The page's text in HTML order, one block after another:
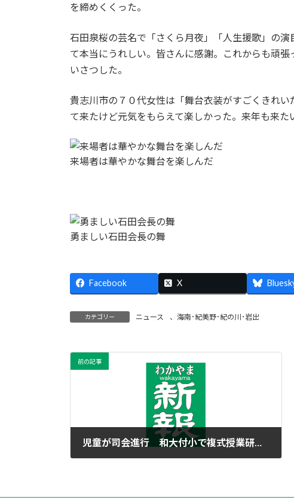
を締めくくった。
石田泉桜の芸名で「さくら月夜」「人生援歌」の
て本当にうれしい。皆さんに感謝。これからも頑
いさつした。
貴志川市の７０代女性は「舞台衣装がすごくきれ
て来たけど元気をもらえて楽しかった。来年も来た
来場者は華やかな舞台を楽しんだ
勇ましい石田会長の舞
Facebook X
カテゴリー ニュース 、 海南･紀美野･紀の川･岩出
前の記事